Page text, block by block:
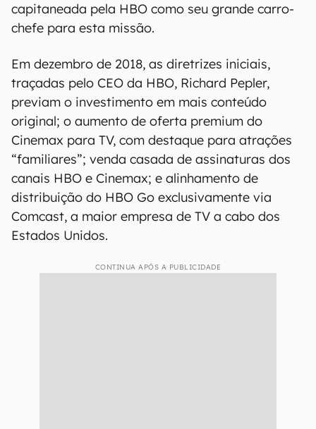
capitaneada pela HBO como seu grande carro-
chefe para esta missão.
Em dezembro de 2018, as diretrizes iniciais,
traçadas pelo CEO da HBO, Richard Pepler,
previam o investimento em mais conteúdo
original; o aumento de oferta premium do
Cinemax para TV, com destaque para atrações
“familiares”; venda casada de assinaturas dos
canais HBO e Cinemax; e alinhamento de
distribuição do HBO Go exclusivamente via
Comcast, a maior empresa de TV a cabo dos
Estados Unidos.
CONTINUA APÓS A PUBLICIDADE